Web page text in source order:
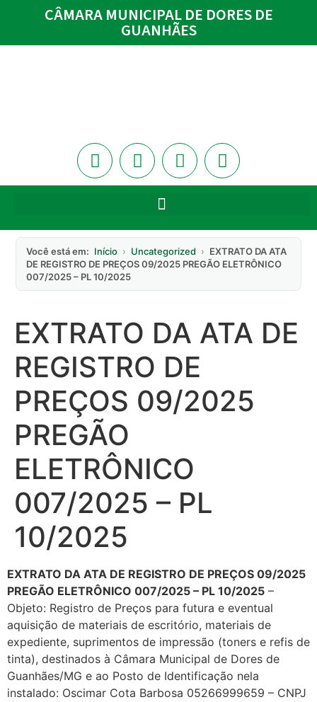
CÂMARA MUNICIPAL DE DORES DE
GUANHÃES
Você está em: Início › Uncategorized › EXTRATO DA ATA
DE REGISTRO DE PREÇOS 09/2025 PREGÃO ELETRÔNICO
007/2025 – PL 10/2025
EXTRATO DA ATA DE
REGISTRO DE
PREÇOS 09/2025
PREGÃO
ELETRÔNICO
007/2025 – PL
10/2025
EXTRATO DA ATA DE REGISTRO DE PREÇOS 09/2025
PREGÃO ELETRÔNICO 007/2025 – PL 10/2025 –
Objeto: Registro de Preços para futura e eventual
aquisição de materiais de escritório, materiais de
expediente, suprimentos de impressão (toners e refis de
tinta), destinados à Câmara Municipal de Dores de
Guanhães/MG e ao Posto de Identificação nela
instalado: Oscimar Cota Barbosa 05266999659 – CNPJ